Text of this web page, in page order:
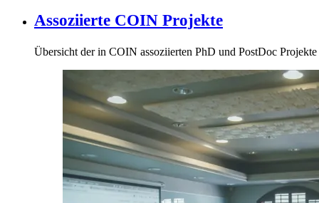
Assoziierte COIN Projekte
Übersicht der in COIN assoziierten PhD und PostDoc Projekte